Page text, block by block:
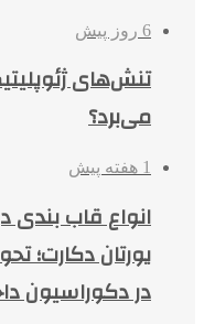
6 روز پیش
تنش‌های
می‌برد؟
1 هفته پیش
انواع قاب بندی
یورتان دکارت؛
در دکوراسیون